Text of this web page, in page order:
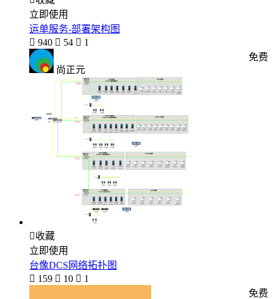
立即使用
运单服务-部署架构图
 940  54  1
尚正元
免费
收藏
立即使用
台像DCS网络拓扑图
 159  10  1
免费